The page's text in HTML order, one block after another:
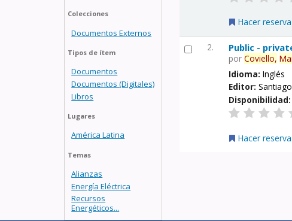
Colecciones
Documentos Externos
Tipos de ítem
Documentos
Documentos (Digitales)
Libros
Lugares
América Latina
Temas
Alianzas
Energía Eléctrica
Recursos
Energéticos...
Hacer reserva
2. Public -
porCoviello,
Idioma:Inglés
Editor:
Disponibilidad:
Hacer reserva